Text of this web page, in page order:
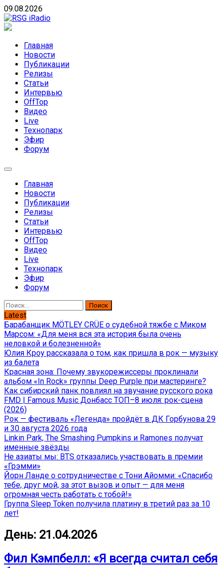
Skip
to
content
09.08.2026
направлений без возрастных ограничений
Главная
Новости
Публикации
Релизы
Статьи
Интервью
OffTop
Видео
Live
Технопарк
Эфир
Форум
Главная
Новости
Публикации
Релизы
Статьи
Интервью
OffTop
Видео
Live
Технопарк
Эфир
Форум
Найти:
Latest
Барабанщик MÖTLEY CRÜE о судебной тяжбе с Миком
Марсом: «Для меня вся эта история была очень
неловкой и болезненной»
Юлия Кроу рассказала о том, как пришла в рок — музыку
из балета
Красная зона: Почему звукорежиссеры проклинали
альбом «In Rock» группы Deep Purple при мастеринге?
Как сибирский панк повлиял на звучание русского рока
FMD | Famous Music Донбасс ТОП–8 июля: рок-сцена
(2026)
Рок — фестиваль «Легенда» пройдёт в ДК Горбунова 29
и 30 августа 2026 года
Linkin Park, The Smashing Pumpkins и Ramones получат
именные звёзды
Не азиаты мы: BTS отказались участвовать в премии
«Грэмми»
Йорн Ланде о сотрудничестве с Тони Айомми: «Спасибо
тебе, друг мой, за этот вызов и опыт — для меня
огромная честь работать с тобой!»
Группа Sleep Token получила платину в третий раз за 10
лет!
День: 21.04.2026
Фил Кэмпбелл: «Я всегда считал себя